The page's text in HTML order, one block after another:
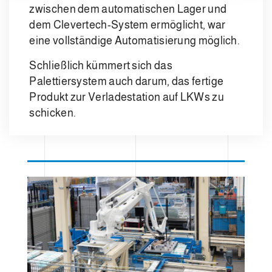
zwischen dem automatischen Lager und
dem Clevertech-System ermöglicht, war
eine vollständige Automatisierung möglich.
Schließlich kümmert sich das
Palettiersystem auch darum, das fertige
Produkt zur Verladestation auf LKWs zu
schicken.